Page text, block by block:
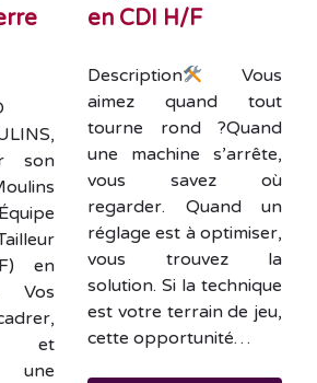
son
en
Vos
et
une
en CDI H/F
Description
Vous
aimez quand tout
tourne rond ?Quand
une machine s’arrête,
vous savez où
regarder. Quand un
réglage est à optimiser,
vous trouvez la
solution. Si la technique
est votre terrain de jeu,
cette opportunité…